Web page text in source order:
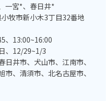
一宮*、春日井*
牧市新小木3丁目32番地
、13:00~16:00
、12/29~1/3
日井市、犬山市、江南市、
、清須市、北名古屋市、